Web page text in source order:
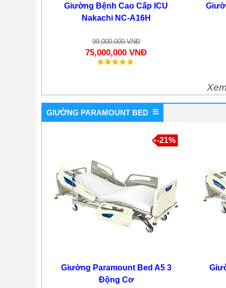
001
23,500,000 VNĐ
Giường Bệnh Nhân 4 Tay
11,900,000 VNĐ
-25%
Giường Bệnh Cao Cấp ICU
Nakachi NC-A16H
99,000,000 VNĐ
75,000,000 VNĐ
GIƯỜNG PARAMOUNT BED
Giường Paramount Bed A5 3
Động Cơ
-21%